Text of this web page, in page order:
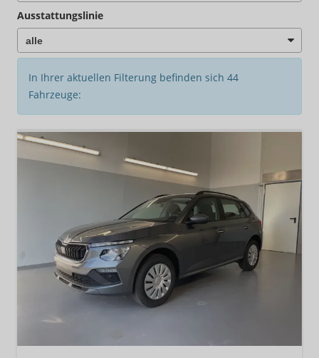
Ausstattungslinie
In Ihrer aktuellen Filterung befinden sich 44
Fahrzeuge: